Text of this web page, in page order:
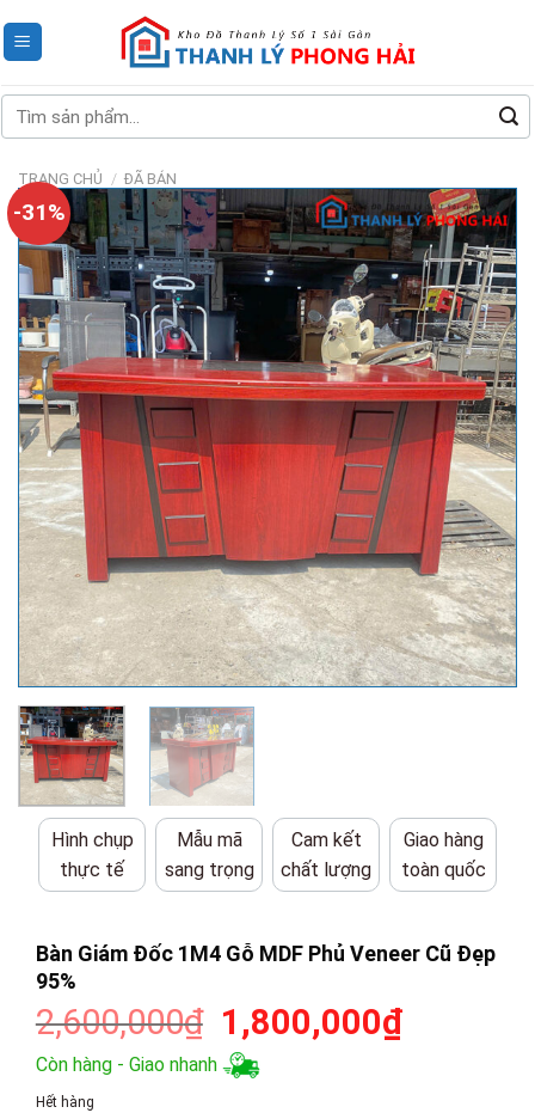
to
Tìm
kiếm:
TRANG CHỦ / ĐÃ BÁN
-31%
Hình chụp
thực tế
Mẫu mã
sang trọng
Cam kết
chất lượng
Giao hàng
toàn quốc
Bàn Giám Đốc 1M4 Gỗ MDF Phủ Veneer Cũ Đẹp
95%
2,600,000₫ Giá
gốc
là:
1,800,000₫Giá
Còn hàng - Giao nhanh
Hết hàng